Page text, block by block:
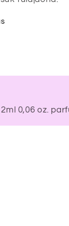
0,06 oz.